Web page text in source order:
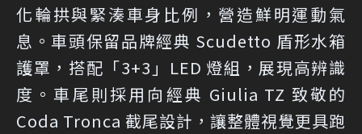
化輪拱與緊湊車身比例，營造鮮明運動氣
息。車頭保留品牌經典 Scudetto 盾形水箱
護罩，搭配「3+3」LED 燈組，展現高辨識
度。車尾則採用向經典 Giulia TZ 致敬的
Coda Tronca 截尾設計，讓整體視覺更具跑